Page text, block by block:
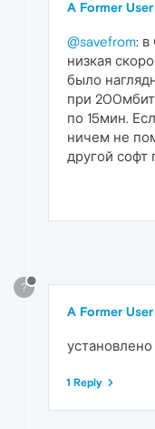
A Former User
@savefrom: в
низкая
было
при
по 15мин.
ничем не
другой софт
?
A Former User
1 Reply